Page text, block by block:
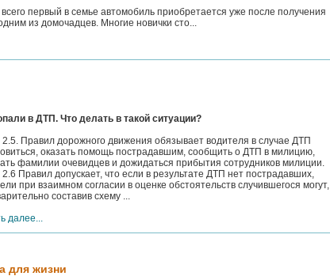
первый в семье автомобиль приобретается уже после получения
из домочадцев. Многие новички сто...
в ДТП. Что делать в такой ситуации?
2.5. Правил дорожного движения обязывает водителя в случае ДТП
оказать помощь пострадавшим, сообщить о ДТП в милицию,
фамилии очевидцев и дожидаться прибытия сотрудников милиции.
2.6 Правил допускает, что если в результате ДТП нет пострадавших,
при взаимном согласии в оценке обстоятельств случившегося могут,
составив схему ...
далее...
для жизни